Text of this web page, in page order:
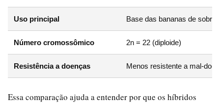
Uso principal Base das bananas de
Número cromossômico 2n = 22 (diploide)
Resistência a doenças Menos resistente a mal-do-
Essa comparação ajuda a entender por que os híbridos